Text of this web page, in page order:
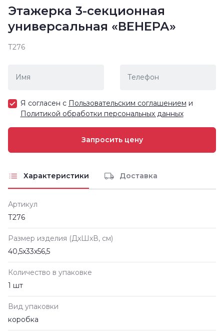
Этажерка 3-секционная
универсальная «ВЕНЕРА»
Т276
Я согласен с Пользовательским соглашением и
Политикой обработки персональных данных
Характеристики Доставка
Артикул
Т276
Размер изделия (ДxШxВ, см)
40,5х33х56,5
Количество в упаковке
1 шт
Вид упаковки
коробка